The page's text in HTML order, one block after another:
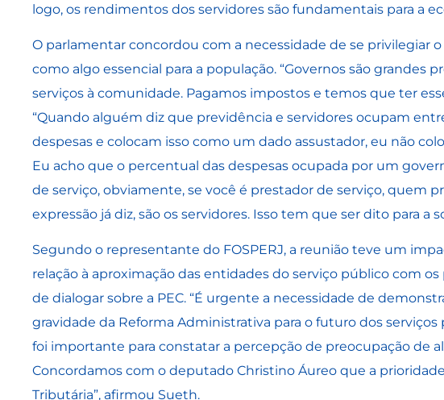
logo, os rendimentos dos servidores são fundamentais para a
O parlamentar concordou com a necessidade de se privilegiar
como algo essencial para a população. “Governos são grandes
serviços à comunidade. Pagamos impostos e temos que ter
“Quando alguém diz que previdência e servidores ocupam
despesas e colocam isso como um dado assustador, eu não
Eu acho que o percentual das despesas ocupada por um
de serviço, obviamente, se você é prestador de serviço, quem
expressão já diz, são os servidores. Isso tem que ser dito para a
Segundo o representante do FOSPERJ, a reunião teve um
relação à aproximação das entidades do serviço público com
de dialogar sobre a PEC. “É urgente a necessidade de
gravidade da Reforma Administrativa para o futuro dos serviços
foi importante para constatar a percepção de preocupação de
Concordamos com o deputado Christino Áureo que a
Tributária”, afirmou Sueth.